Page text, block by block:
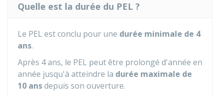
Quelle est la durée du PEL ?
Le PEL est conclu pour une durée minimale de 4
ans.
Après 4 ans, le PEL peut être prolongé d'année en
année jusqu'à atteindre la durée maximale de
10 ansdepuis son ouverture.